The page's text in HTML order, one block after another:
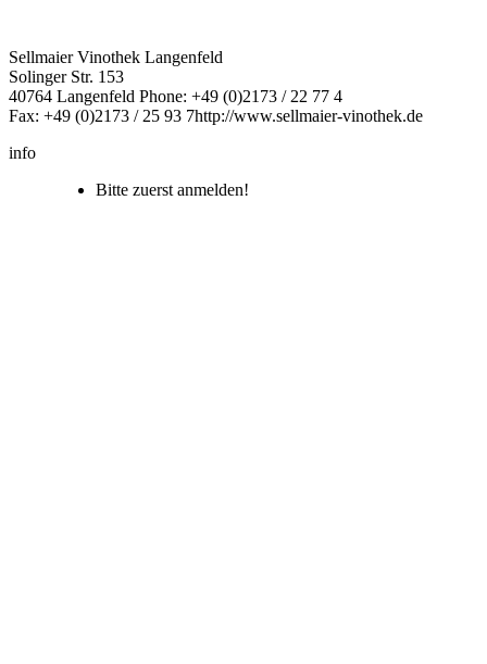
Sellmaier Vinothek Langenfeld
Solinger Str. 153
40764 Langenfeld Phone: +49 (0)2173 / 22 77 4
Fax: +49 (0)2173 / 25 93 7http://www.sellmaier-vinothek.de
info
Bitte zuerst anmelden!